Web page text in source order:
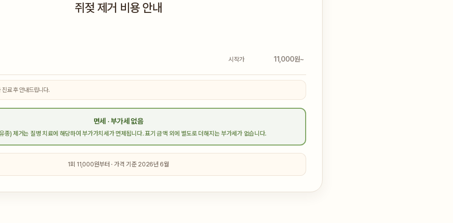
쥐젖 제거 비용 안내
시작가 11,000원~
진료 후 안내드립니다.
면세 · 부가세 없음
종) 제거는 질병 치료에 해당하여 부가가치세가 면제됩니다. 표기 금액 외에 별도로 더해지는 부가세가 없습니다.
1회 11,000원부터 · 가격 기준 2026년 6월